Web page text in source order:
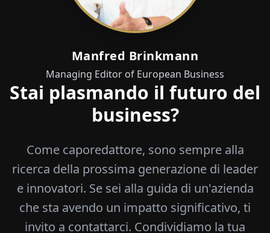
Manfred Brinkmann
Managing Editor of European Business
Stai plasmando il futuro del
business?
Come caporedattore, sono sempre alla
ricerca della prossima generazione di leader
e innovatori. Se sei alla guida di un'azienda
che sta avendo un impatto significativo, ti
invito a contattarci. Condividiamo la tua